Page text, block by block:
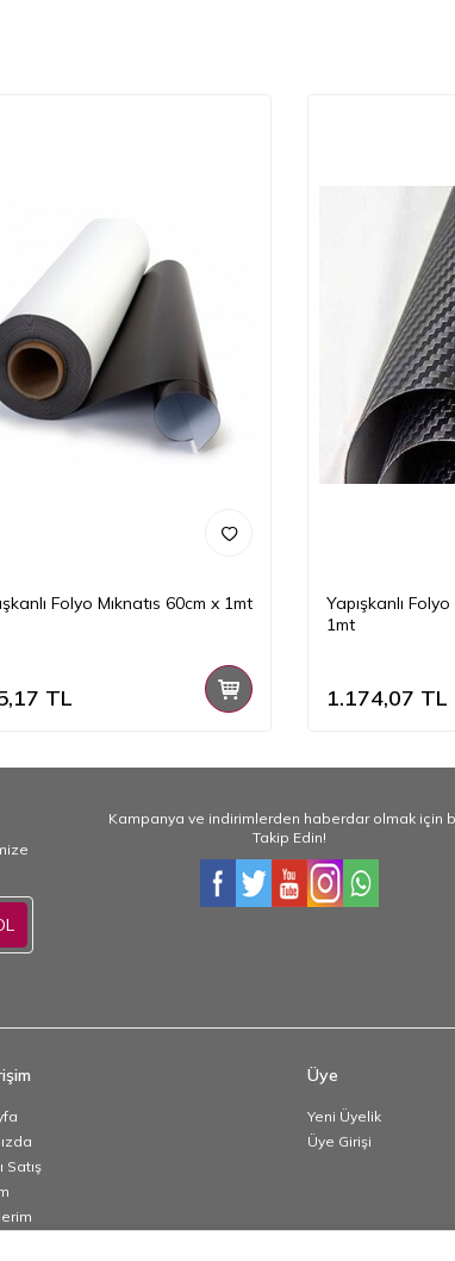
Folyo Mıknatıs 60cm x 1mt
TL
Yapışkanlı
1mt
1.174,07 TL
Kampanya ve indirimlerden haberdar olmak için
Takip Edin!
Satış
Üye
Yeni Üyelik
Üye Girişi